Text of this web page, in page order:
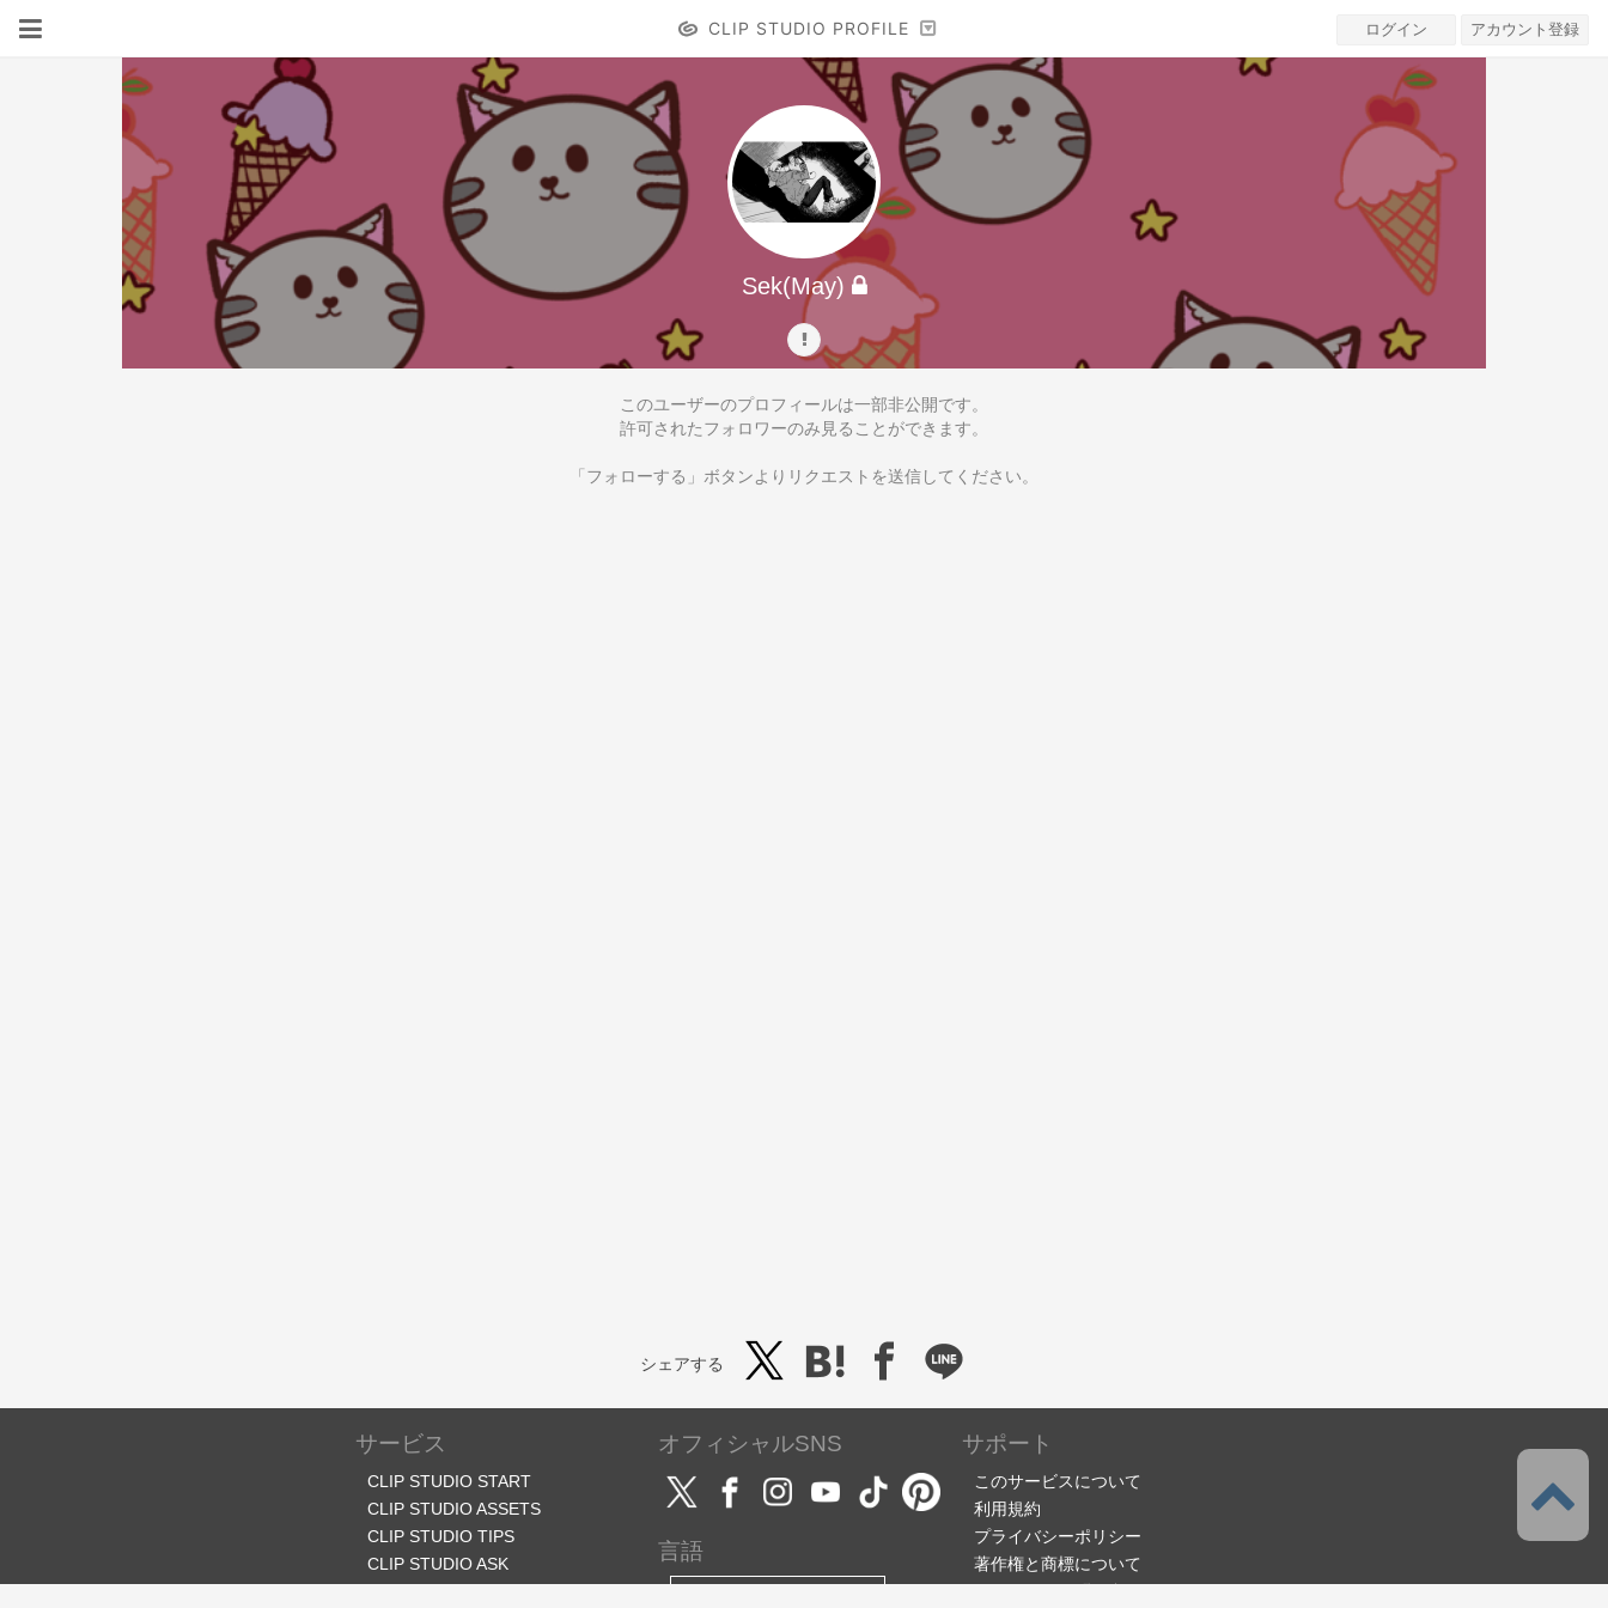
CLIP STUDIO PROFILE ログイン アカウント登録
Sek(May)
このユーザーのプロフィールは一部非公開です。
許可されたフォロワーのみ見ることができます。
「フォローする」ボタンよりリクエストを送信してください。
シェアする
サービス
CLIP STUDIO START
CLIP STUDIO ASSETS
CLIP STUDIO TIPS
CLIP STUDIO ASK
オフィシャルSNS
言語
サポート
このサービスについて
利用規約
プライバシーポリシー
著作権と商標について